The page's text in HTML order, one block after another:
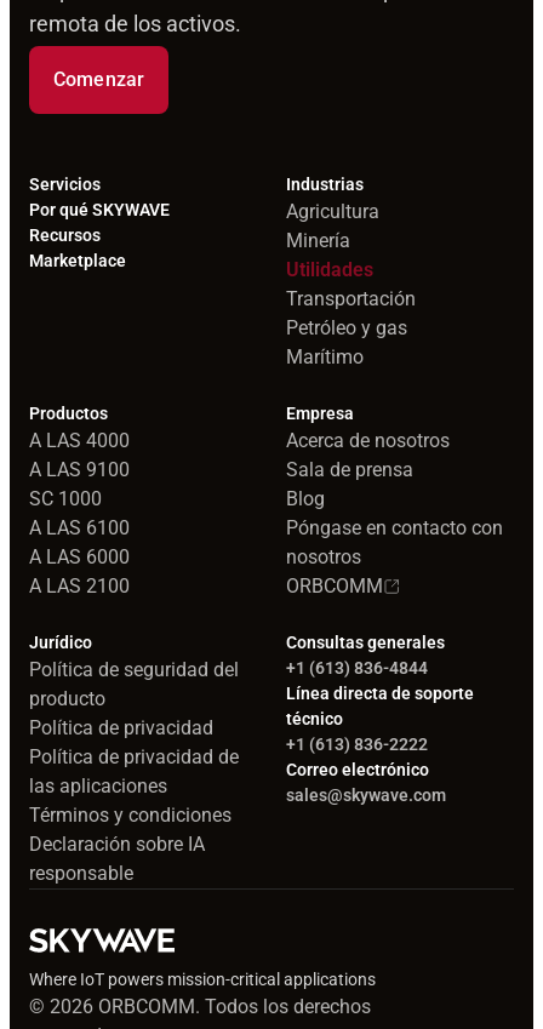
remota de los activos.
Comenzar
Servicios
Por qué SKYWAVE
Recursos
Marketplace
Industrias
Agricultura
Minería
Utilidades
Transportación
Petróleo y gas
Marítimo
Productos
A LAS 4000
A LAS 9100
SC 1000
A LAS 6100
A LAS 6000
A LAS 2100
Empresa
Acerca de nosotros
Sala de prensa
Blog
Póngase en contacto con
nosotros
ORBCOMM
Jurídico
Política de seguridad del
producto
Política de privacidad
Política de privacidad de
las aplicaciones
Términos y condiciones
Declaración sobre IA
responsable
Consultas generales
+1 (613) 836-4844
Línea directa de soporte
técnico
+1 (613) 836-2222
Correo electrónico
sales@skywave.com
Where IoT powers mission-critical applications
© 2026 ORBCOMM. Todos los derechos